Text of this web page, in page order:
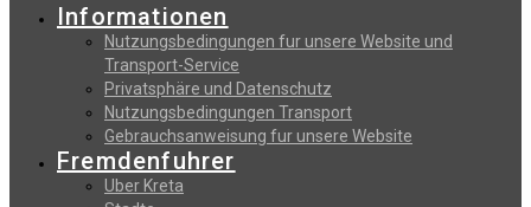
Informationen
Nutzungsbedingungen fur unsere Website und
Transport-Service
Privatsphäre und Datenschutz
Nutzungsbedingungen Transport
Gebrauchsanweisung fur unsere Website
Fremdenfuhrer
Uber Kreta